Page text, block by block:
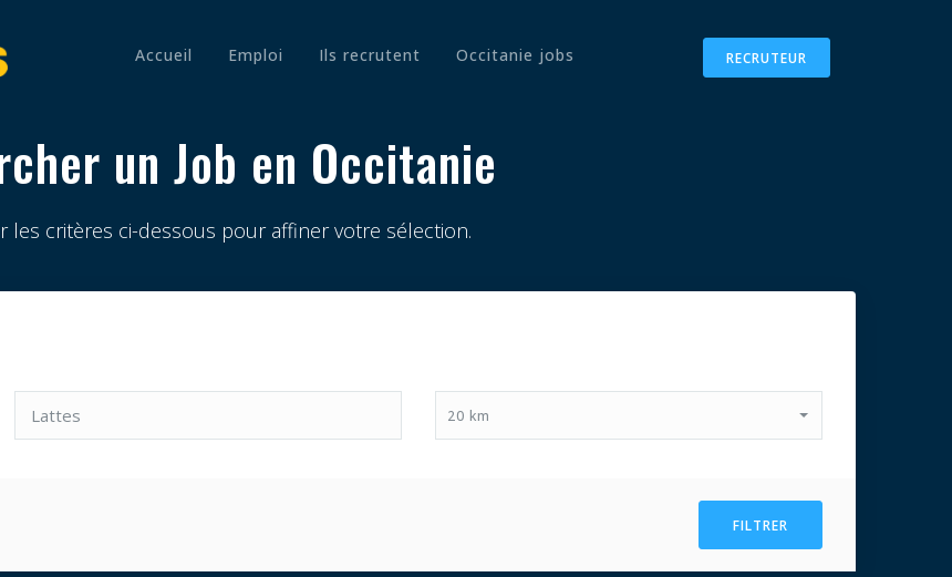
RECRUTEUR
Accueil Emploi Ils recrutent Occitanie jobs
un Job en Occitanie
les critères ci-dessous pour affiner votre sélection.
20 km
FILTRER
Ne plus afficher